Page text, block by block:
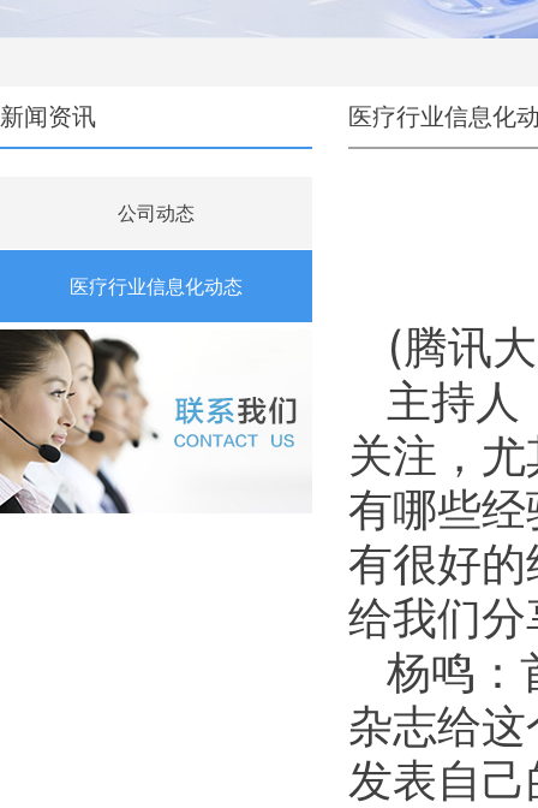
新闻资讯
公司动态
医疗行业信息化动态
医疗行业信息化
(腾讯
主持人
关注，
有哪些
有很好
给我们
杨鸣：
杂志给
发表自